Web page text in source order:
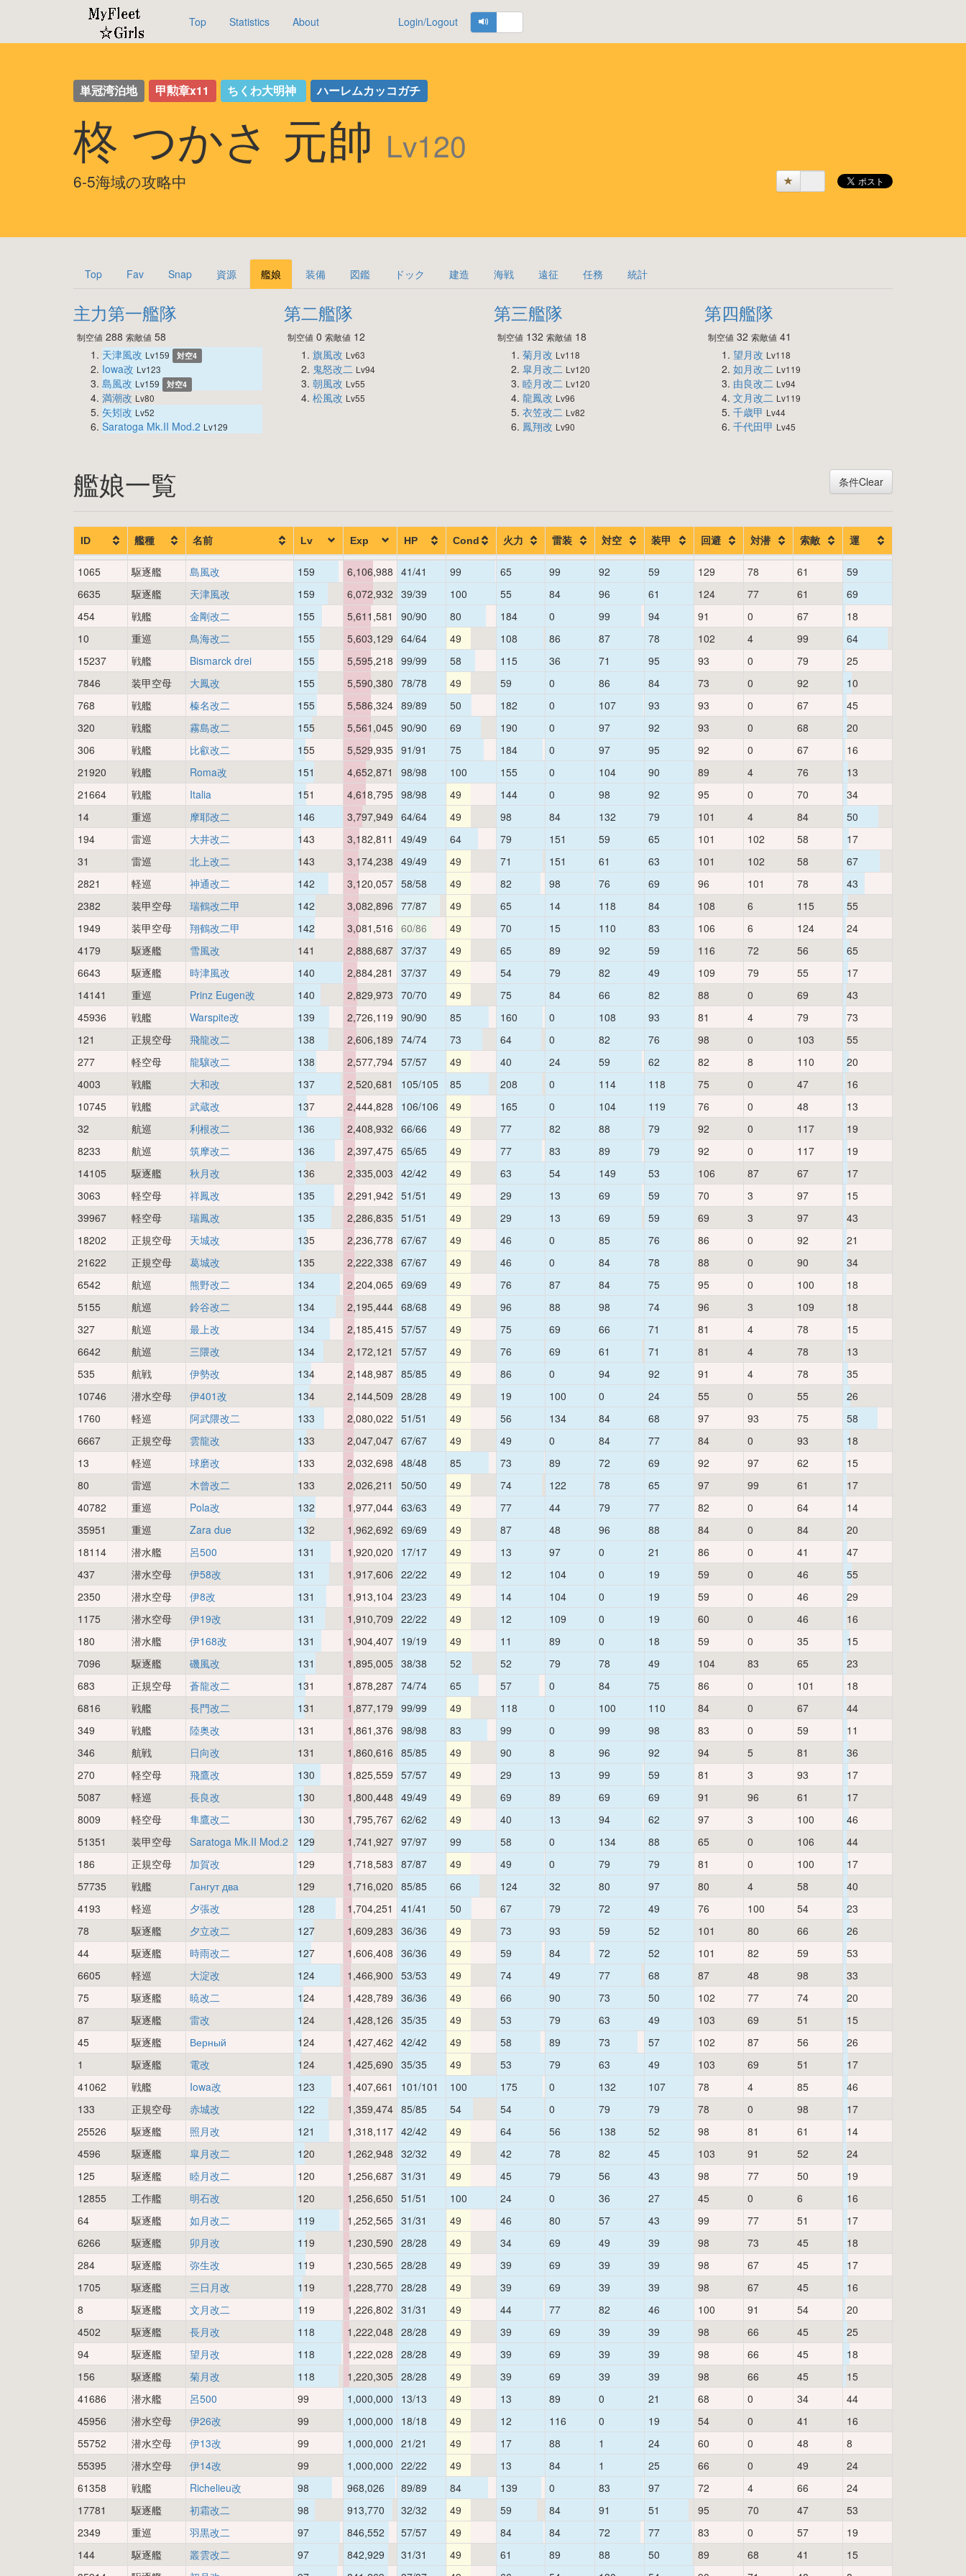
Top Statistics About Login/Logout
単冠湾泊地 甲勲章x11 ちくわ大明神 ハーレムカッコガチ
柊 つかさ 元帥 Lv120
6-5海域の攻略中
Top Fav Snap 資源 艦娘 装備 図鑑 ドック 建造 海戦 遠征 任務 統計
主力第一艦隊
制空値 288 索敵値 58
天津風改 Lv159 対空4
Iowa改 Lv123
島風改 Lv159 対空4
満潮改 Lv80
矢矧改 Lv52
Saratoga Mk.II Mod.2 Lv129
第二艦隊
制空値0 索敵値12
旗風改 Lv63
鬼怒改二 Lv94
朝風改 Lv55
松風改 Lv55
第三艦隊
制空値 132 索敵値 18
菊月改 Lv118
皐月改二 Lv120
睦月改二 Lv120
龍鳳改 Lv96
衣笠改二 Lv82
鳳翔改 Lv90
第四艦隊
制空値32 索敵値41
望月改 Lv118
如月改二 Lv119
由良改二 Lv94
文月改二 Lv119
千歳甲 Lv44
千代田甲 Lv45
条件Clear
艦娘一覧
ID 艦種 名前 Lv Exp HP Cond 火力 雷装 対空 装甲 回避 対潜 索敵 運
1065 駆逐艦 島風改 159 6,106,988 41/41 99 65 99 92 59 129 78 61
59
6635
駆逐艦 天津風改 159 6,072,932 39/39 100 55 84 96 61 124 77 61
69
454
戦艦 金剛改二 155 5,611,581 90/90 80 184 0 99 94 91 0 67
18
10
重巡 鳥海改二 155 5,603,129 64/64 49 108 86 87 78 102 4 99
64
15237
戦艦 Bismarck drei 155 5,595,218 99/99 58 115 36 71 95 93 0 79
25
7846
装甲空母 大鳳改 155 5,590,380 78/78 49 59 0 86 84 73 0 92
10
768
戦艦 榛名改二 155 5,586,324 89/89 50 182 0 107 93 93 0 67
45
320
戦艦 霧島改二 155 5,561,045 90/90 69 190 0 97 92 93 0 68
20
306
戦艦 比叡改二 155 5,529,935 91/91 75 184 0 97 95 92 0 67
16
21920
戦艦 Roma改 151 4,652,871 98/98 100 155 0 104 90 89 4 76
13
21664
戦艦 Italia 151 4,618,795 98/98 49 144 0 98 92 95 0 70
34
14
重巡 摩耶改二 146 3,797,949 64/64 49 98 84 132 79 101 4 84
50
194
雷巡 大井改二 143 3,182,811 49/49 64 79 151 59 65 101 102 58
17
31
雷巡 北上改二 143 3,174,238 49/49 49 71 151 61 63 101 102 58
67
2821
軽巡 神通改二 142 3,120,057 58/58 49 82 98 76 69 96 101 78
43
2382
装甲空母 瑞鶴改二甲 142 3,082,896 77/87 49 65 14 118 84 108 6 115
55
1949
装甲空母 翔鶴改二甲 142 3,081,516 60/86 49 70 15 110 83 106 6 124
24
4179
駆逐艦 雪風改 141 2,888,687 37/37 49 65 89 92 59 116 72 56
65
6643
駆逐艦 時津風改 140 2,884,281 37/37 49 54 79 82 49 109 79 55
17
14141
重巡 Prinz Eugen改 140 2,829,973 70/70 49 75 84 66 82 88 0 69
43
45936
戦艦 Warspite改 139 2,726,119 90/90 85 160 0 108 93 81 4 79
73
121
正規空母 飛龍改二 138 2,606,189 74/74 73 64 0 82 76 98 0 103
55
277
軽空母 龍驤改二 138 2,577,794 57/57 49 40 24 59 62 82 8 110
20
4003
戦艦 大和改 137 2,520,681 105/105 85 208 0 114 118 75 0 47
16
10745
戦艦 武蔵改 137 2,444,828 106/106 49 165 0 104 119 76 0 48
13
32
航巡 利根改二 136 2,408,932 66/66 49 77 82 88 79 92 0 117
19
8233
航巡 筑摩改二 136 2,397,475 65/65 49 77 83 89 79 92 0 117
19
14105
駆逐艦 秋月改 136 2,335,003 42/42 49 63 54 149 53 106 87 67
17
3063
軽空母 祥鳳改 135 2,291,942 51/51 49 29 13 69 59 70 3 97
15
39967
軽空母 瑞鳳改 135 2,286,835 51/51 49 29 13 69 59 69 3 97
43
18202
正規空母 天城改 135 2,236,778 67/67 49 46 0 85 76 86 0 92
21
21622
正規空母 葛城改 135 2,222,338 67/67 49 46 0 84 78 88 0 90
34
6542
航巡 熊野改二 134 2,204,065 69/69 49 76 87 84 75 95 0 100
18
5155
航巡 鈴谷改二 134 2,195,444 68/68 49 96 88 98 74 96 3 109
18
327
航巡 最上改 134 2,185,415 57/57 49 75 69 66 71 81 4 78
15
6642
航巡 三隈改 134 2,172,121 57/57 49 76 69 61 71 81 4 78
13
535
航戦 伊勢改 134 2,148,987 85/85 49 86 0 94 92 91 4 78
35
10746
潜水空母 伊401改 134 2,144,509 28/28 49 19 100 0 24 55 0 55
26
1760
軽巡 阿武隈改二 133 2,080,022 51/51 49 56 134 84 68 97 93 75
58
6667
正規空母 雲龍改 133 2,047,047 67/67 49 49 0 84 77 84 0 93
18
13
軽巡 球磨改 133 2,032,698 48/48 85 73 89 72 69 92 97 62
15
80
雷巡 木曾改二 133 2,026,211 50/50 49 74 122 78 65 97 99 61
17
40782
重巡 Pola改 132 1,977,044 63/63 49 77 44 79 77 82 0 64
14
35951
重巡 Zara due 132 1,962,692 69/69 49 87 48 96 88 84 0 84
20
18114
潜水艦 呂500 131 1,920,020 17/17 49 13 97 0 21 86 0 41
47
437
潜水空母 伊58改 131 1,917,606 22/22 49 12 104 0 19 59 0 46
55
2350
潜水空母 伊8改 131 1,913,104 23/23 49 14 104 0 19 59 0 46
29
1175
潜水空母 伊19改 131 1,910,709 22/22 49 12 109 0 19 60 0 46
16
180
潜水艦 伊168改 131 1,904,407 19/19 49 11 89 0 18 59 0 35
15
7096
駆逐艦 磯風改 131 1,895,005 38/38 52 52 79 78 49 104 83 65
23
683
正規空母 蒼龍改二 131 1,878,287 74/74 65 57 0 84 75 86 0 101
18
6816
戦艦 長門改二 131 1,877,179 99/99 49 118 0 100 110 84 0 67
44
349
戦艦 陸奥改 131 1,861,376 98/98 83 99 0 99 98 83 0 59
11
346
航戦 日向改 131 1,860,616 85/85 49 90 8 96 92 94 5 81
36
270
軽空母 飛鷹改 130 1,825,559 57/57 49 29 13 99 59 81 3 93
17
5087
軽巡 長良改 130 1,800,448 49/49 49 69 89 69 69 91 96 61
17
8009
軽空母 隼鷹改二 130 1,795,767 62/62 49 40 13 94 62 97 3 100
46
51351
装甲空母 Saratoga Mk.II Mod.2 129 1,741,927 97/97 99 58 0 134 88 65 0 106
44
186
正規空母 加賀改 129 1,718,583 87/87 49 49 0 79 79 81 0 100
17
57735
戦艦 Гангут два 129 1,716,020 85/85 66 124 32 80 97 80 4 58
40
4193
軽巡 夕張改 128 1,704,251 41/41 50 67 79 72 49 76 100 54
23
78
駆逐艦 夕立改二 127 1,609,283 36/36 49 73 93 59 52 101 80 66
26
44
駆逐艦 時雨改二 127 1,606,408 36/36 49 59 84 72 52 101 82 59
53
6605
軽巡 大淀改 124 1,466,900 53/53 49 74 49 77 68 87 48 98
33
75
駆逐艦 暁改二 124 1,428,789 36/36 49 66 90 73 50 102 77 74
20
87
駆逐艦 雷改 124 1,428,126 35/35 49 53 79 63 49 103 69 51
15
45
駆逐艦 Верный 124 1,427,462 42/42 49 58 89 73 57 102 87 56
26
1
駆逐艦 電改 124 1,425,690 35/35 49 53 79 63 49 103 69 51
17
41062
戦艦 Iowa改 123 1,407,661 101/101 100 175 0 132 107 78 4 85
46
133
正規空母 赤城改 122 1,359,474 85/85 54 54 0 79 79 78 0 98
17
25526
駆逐艦 照月改 121 1,318,117 42/42 49 64 56 138 52 98 81 61
14
4596
駆逐艦 皐月改二 120 1,262,948 32/32 49 42 78 82 45 103 91 52
24
125
駆逐艦 睦月改二 120 1,256,687 31/31 49 45 79 56 43 98 77 50
19
12855
工作艦 明石改 120 1,256,650 51/51 100 24 0 36 27 45 0 6
16
64
駆逐艦 如月改二 119 1,252,565 31/31 49 46 80 57 43 99 77 51
17
6266
駆逐艦 卯月改 119 1,230,590 28/28 49 34 69 49 39 98 73 45
18
284
駆逐艦 弥生改 119 1,230,565 28/28 49 39 69 39 39 98 67 45
17
1705
駆逐艦 三日月改 119 1,228,770 28/28 49 39 69 39 39 98 67 45
16
8
駆逐艦 文月改二 119 1,226,802 31/31 49 44 77 82 46 100 91 54
20
4502
駆逐艦 長月改 118 1,222,048 28/28 49 39 69 39 39 98 66 45
25
94
駆逐艦 望月改 118 1,222,028 28/28 49 39 69 39 39 98 66 45
18
156
駆逐艦 菊月改 118 1,220,305 28/28 49 39 69 39 39 98 66 45
15
41686
潜水艦 呂500 99 1,000,000 13/13 49 13 89 0 21 68 0 34
44
45956
潜水空母 伊26改 99 1,000,000 18/18 49 12 116 0 19 54 0 41
16
55752
潜水空母 伊13改 99 1,000,000 21/21 49 17 88 1 24 60 0 48
8
55395
潜水空母 伊14改 99 1,000,000 22/22 49 13 84 1 25 66 0 49
24
61358
戦艦 Richelieu改 98 968,026 89/89 84 139 0 83 97 72 4 66
24
17781
駆逐艦 初霜改二 98 913,770 32/32 49 59 84 91 51 95 70 47
53
2349
重巡 羽黒改二 97 846,552 57/57 49 84 84 72 77 83 0 57
19
144
駆逐艦 叢雲改二 97 842,929 31/31 49 61 89 88 50 89 68 41
15